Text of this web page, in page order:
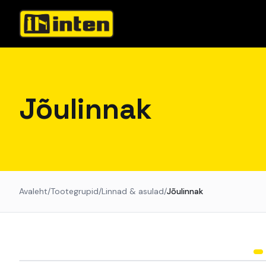
Jõulinnak
Avaleht Tootegrupid Linnad & asulad Jõulinnak